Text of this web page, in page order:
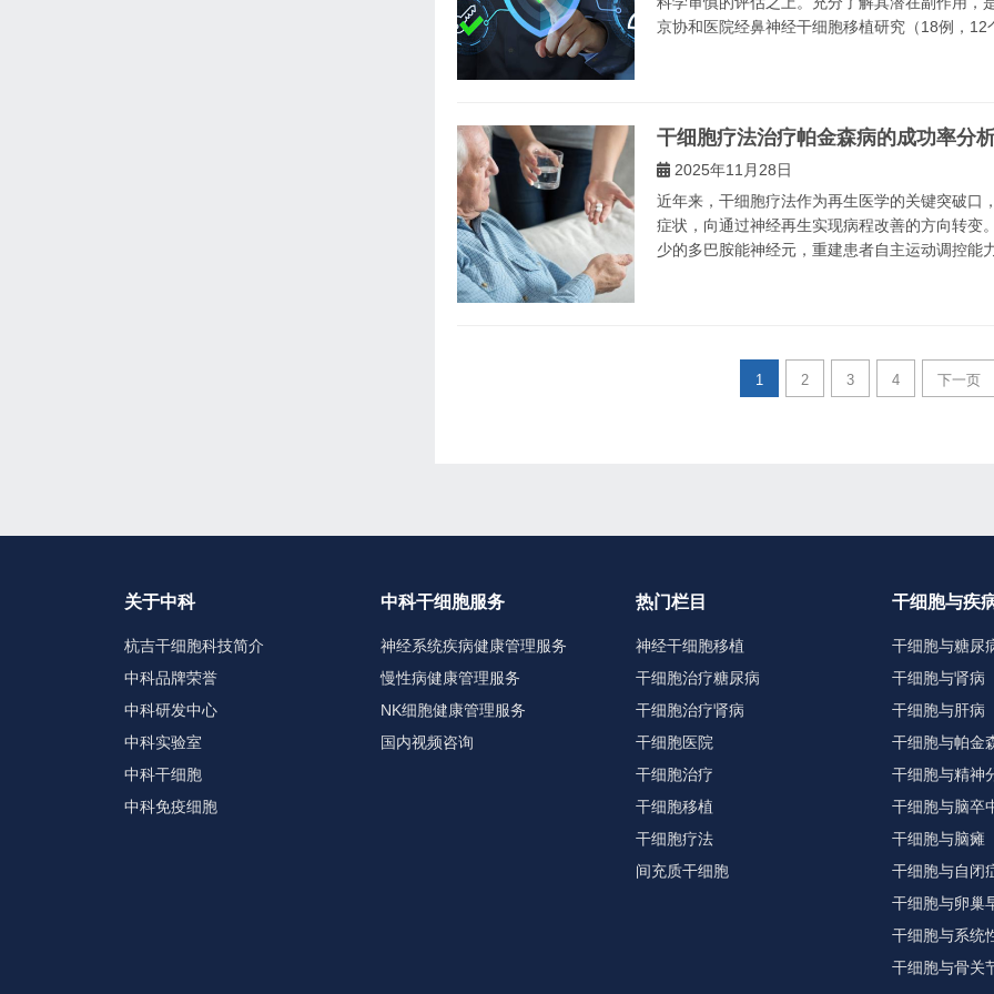
京协和医院经鼻神经干细胞移植研究（18例，
干细胞疗法治疗帕金森病的成功率分
2025年11月28日
近年来，干细胞疗法作为再生医学的关键突破口
症状，向通过神经再生实现病程改善的方向转变
少的多巴胺能神经元，重建患者自主运动调控能
1 2 3 4 下一页
关于中科
杭吉干细胞科技简介
中科品牌荣誉
中科研发中心
中科实验室
中科干细胞
中科免疫细胞
中科干细胞服务
神经系统疾病健康管理服务
慢性病健康管理服务
NK细胞健康管理服务
国内视频咨询
热门栏目
神经干细胞移植
干细胞治疗糖尿病
干细胞治疗肾病
干细胞医院
干细胞治疗
干细胞移植
干细胞疗法
间充质干细胞
干细胞与疾
干细胞与糖尿
干细胞与肾病
干细胞与肝病
干细胞与帕金
干细胞与精神
干细胞与脑卒
干细胞与脑瘫
干细胞与自闭
干细胞与卵巢
干细胞与系统
干细胞与骨关